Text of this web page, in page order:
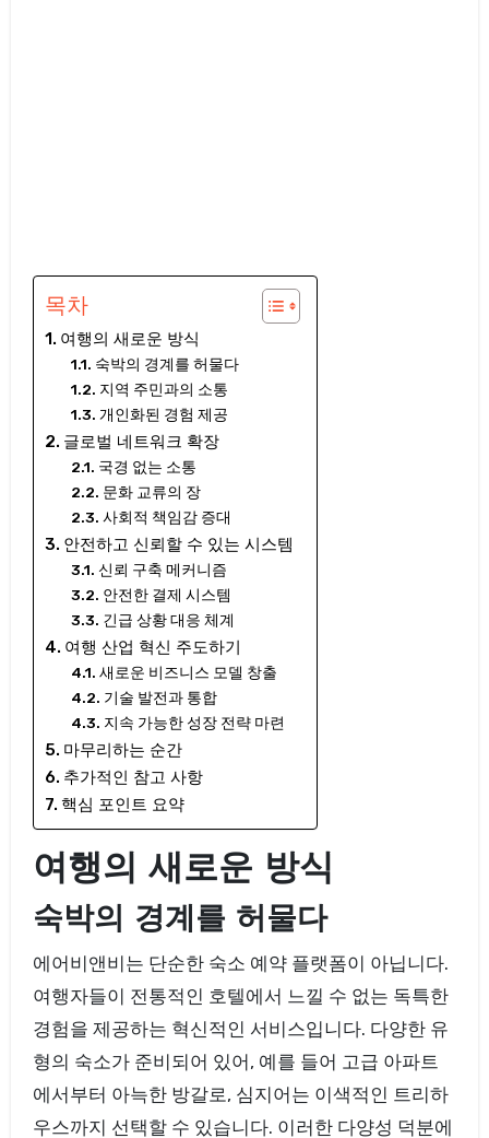
목차
여행의 새로운 방식
숙박의 경계를 허물다
지역 주민과의 소통
개인화된 경험 제공
글로벌 네트워크 확장
국경 없는 소통
문화 교류의 장
사회적 책임감 증대
안전하고 신뢰할 수 있는 시스템
신뢰 구축 메커니즘
안전한 결제 시스템
긴급 상황 대응 체계
여행 산업 혁신 주도하기
새로운 비즈니스 모델 창출
기술 발전과 통합
지속 가능한 성장 전략 마련
마무리하는 순간
추가적인 참고 사항
핵심 포인트 요약
여행의 새로운 방식
숙박의 경계를 허물다
에어비앤비는 단순한 숙소 예약 플랫폼이 아닙니다.
여행자들이 전통적인 호텔에서 느낄 수 없는 독특한
경험을 제공하는 혁신적인 서비스입니다. 다양한 유
형의 숙소가 준비되어 있어, 예를 들어 고급 아파트
에서부터 아늑한 방갈로, 심지어는 이색적인 트리하
우스까지 선택할 수 있습니다. 이러한 다양성 덕분에